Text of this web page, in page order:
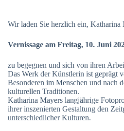
Wir laden Sie herzlich ein, Katharina
Vernissage am Freitag, 10. Juni
zu begegnen und sich von ihren
Das Werk der Künstlerin ist geprägt
Besonderen im Menschen und nach
kulturellen Traditionen.
Katharina Mayers langjährige
ihrer inszenierten Gestaltung den
unterschiedlicher Kulturen.